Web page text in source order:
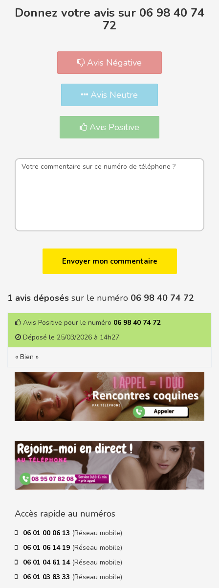
Donnez votre avis sur 06 98 40 74
72
Avis Négative
Avis Neutre
Avis Positive
1 avis déposés sur le numéro 06 98 40 74 72
Avis Positive pour le numéro 06 98 40 74 72
Déposé le 25/03/2026 à 14h27
« Bien »
Accès rapide au numéros
06 01 00 06 13 (Réseau mobile)
06 01 06 14 19 (Réseau mobile)
06 01 04 61 14 (Réseau mobile)
06 01 03 83 33 (Réseau mobile)